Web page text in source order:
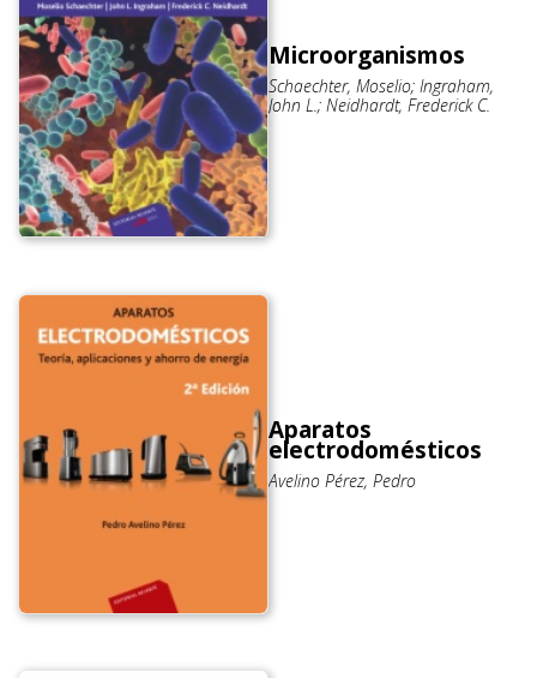
Microorganismos
Schaechter, Moselio; Ingraham,
John L.; Neidhardt, Frederick C.
Aparatos
electrodomésticos
Avelino Pérez, Pedro